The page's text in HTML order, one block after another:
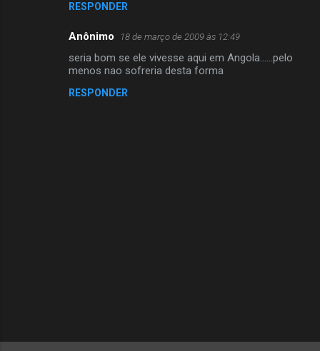
RESPONDER
Anônimo 18 de março de 2009 às 12:49
seria bom se ele vivesse aqui em Angola......pelo
menos nao sofreria desta forma
RESPONDER